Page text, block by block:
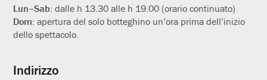
Lun–Sab:dalle h 13.30 alle h 19.00 (orario continuato)
Dom:apertura del solo botteghino un’ora prima dell’inizio
dello spettacolo.
Indirizzo